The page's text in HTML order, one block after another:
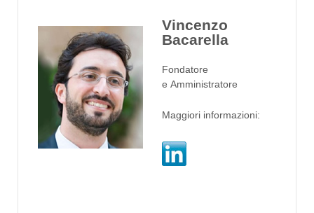
Vincenzo
Bacarella
Fondatore
e Amministratore
Maggiori informazioni: